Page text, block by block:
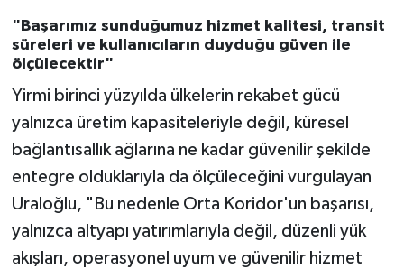
"Başarımız sunduğumuz hizmet kalitesi, transit
süreleri ve kullanıcıların duyduğu güven ile
ölçülecektir"
Yirmi birinci yüzyılda ülkelerin rekabet gücü
yalnızca üretim kapasiteleriyle değil, küresel
bağlantısallık ağlarına ne kadar güvenilir şekilde
entegre olduklarıyla da ölçüleceğini vurgulayan
Uraloğlu, "Bu nedenle Orta Koridor'un başarısı,
yalnızca altyapı yatırımlarıyla değil, düzenli yük
akışları, operasyonel uyum ve güvenilir hizmet